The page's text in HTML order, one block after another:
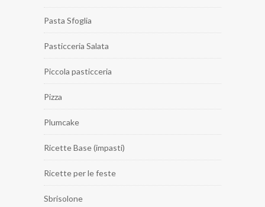
Pasta Sfoglia
Pasticceria Salata
Piccola pasticceria
Pizza
Plumcake
Ricette Base (impasti)
Ricette per le feste
Sbrisolone